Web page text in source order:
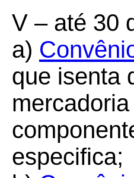
V – até 30
a)
que isenta
especifica;